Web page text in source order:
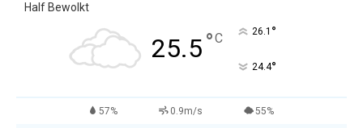
Half Bewolkt
25.5°C 26.1 °
24.4°
57% 0.9m/s 55%